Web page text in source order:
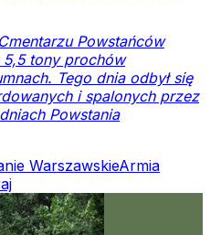
Powstańców
tony prochów
Tego dnia odbył się
i spalonych przez
Powstania
WarszawskieArmia